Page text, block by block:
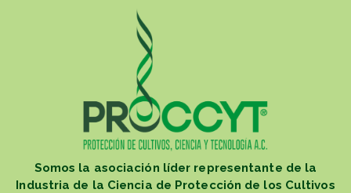
Somos la asociación líder representante de la
Industria de la Ciencia de Protección de los Cultivos